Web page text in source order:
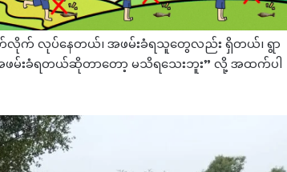
က် လုပ်နေတယ်၊ အဖမ်းခံရသူတွေလည်း ရှိတယ်၊ ရွာ
မ်းခံရတယ်ဆိုတာတော့ မသိရသေးဘူး” လို့ အထက်ပါ